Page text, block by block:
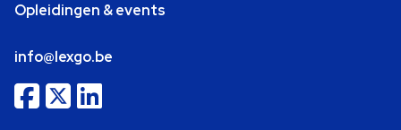
Opleidingen & events
info@lexgo.be